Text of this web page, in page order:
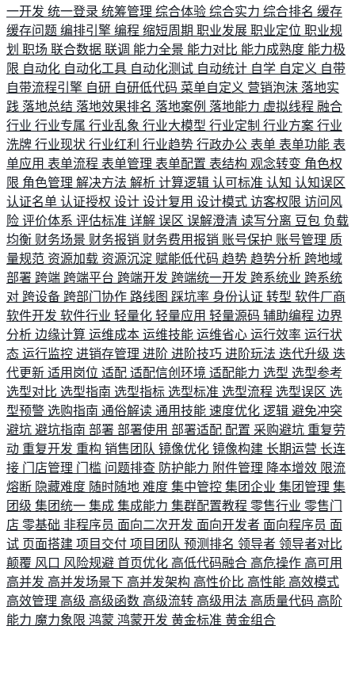
一开发 统一登录 统筹管理 综合体验 综合实力 综合排名 缓存
缓存问题 编排引擎 编程 缩短周期 职业发展 职业定位 职业规
划 职场 联合数据 联调 能力全景 能力对比 能力成熟度 能力极
限 自动化 自动化工具 自动化测试 自动统计 自学 自定义 自带
自带流程引擎 自研 自研低代码 菜单自定义 营销泡沫 落地实
践 落地总结 落地效果排名 落地案例 落地能力 虚拟线程 融合
行业 行业专属 行业乱象 行业大模型 行业定制 行业方案 行业
洗牌 行业现状 行业红利 行业趋势 行政办公 表单 表单功能 表
单应用 表单流程 表单管理 表单配置 表结构 观念转变 角色权
限 角色管理 解决方法 解析 计算逻辑 认可标准 认知 认知误区
认证名单 认证授权 设计 设计复用 设计模式 访客权限 访问风
险 评价体系 评估标准 详解 误区 误解澄清 读写分离 豆包 负载
均衡 财务场景 财务报销 财务费用报销 账号保护 账号管理 质
量规范 资源加载 资源沉淀 赋能低代码 趋势 趋势分析 跨地域
部署 跨端 跨端平台 跨端开发 跨端统一开发 跨系统业 跨系统
对 跨设备 跨部门协作 路线图 踩坑率 身份认证 转型 软件厂商
软件开发 软件行业 轻量化 轻量应用 轻量源码 辅助编程 边界
分析 边缘计算 运维成本 运维技能 运维省心 运行效率 运行状
态 运行监控 进销存管理 进阶 进阶技巧 进阶玩法 迭代升级 迭
代更新 适用岗位 适配 适配信创环境 适配能力 选型 选型参考
选型对比 选型指南 选型指标 选型标准 选型流程 选型误区 选
型预警 选购指南 通俗解读 通用技能 速度优化 逻辑 避免冲突
避坑 避坑指南 部署 部署使用 部署适配 配置 采购避坑 重复劳
动 重复开发 重构 销售团队 镜像优化 镜像构建 长期运营 长连
接 门店管理 门槛 问题排查 防护能力 附件管理 降本增效 限流
熔断 隐藏难度 随时随地 难度 集中管控 集团企业 集团管理 集
团级 集团统一 集成 集成能力 集群配置教程 零售行业 零售门
店 零基础 非程序员 面向二次开发 面向开发者 面向程序员 面
试 页面搭建 项目交付 项目团队 预测排名 领导者 领导者对比
颠覆 风口 风险规避 首页优化 高低代码融合 高危操作 高可用
高并发 高并发场景下 高并发架构 高性价比 高性能 高效模式
高效管理 高级 高级函数 高级流转 高级用法 高质量代码 高阶
能力 魔力象限 鸿蒙 鸿蒙开发 黄金标准 黄金组合